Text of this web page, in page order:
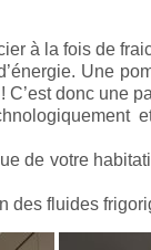
à la fois de
Une
donc une
de votre
des fluides